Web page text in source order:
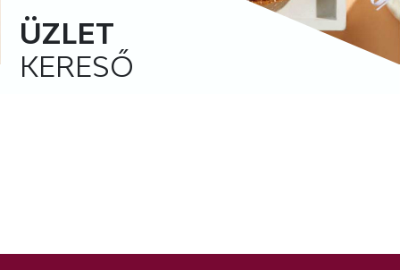
ÜZLET
KERESŐ